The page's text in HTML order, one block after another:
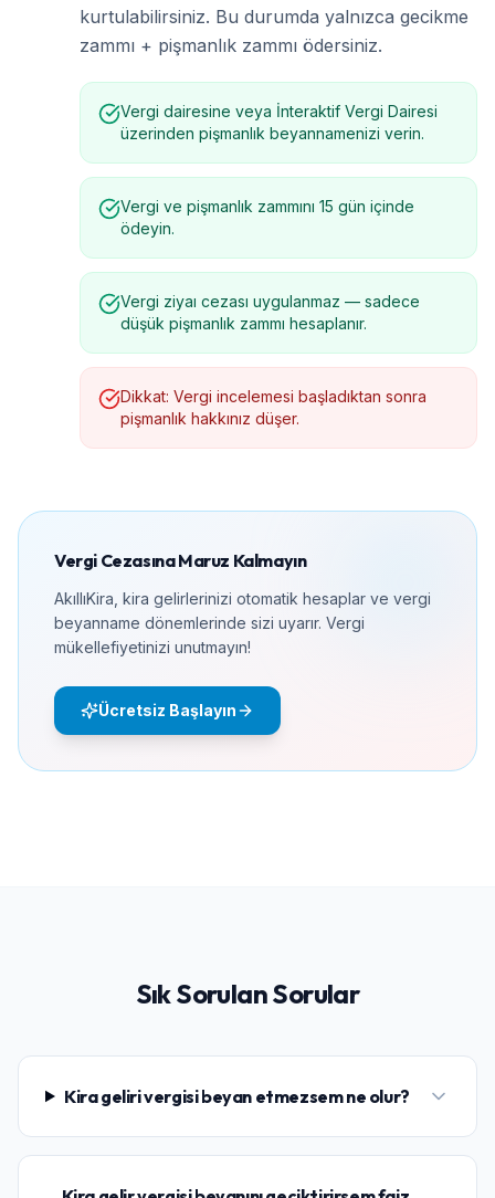
kurtulabilirsiniz. Bu durumda yalnızca gecikme
zammı + pişmanlık zammı ödersiniz.
Vergi dairesine veya İnteraktif Vergi Dairesi
üzerinden pişmanlık beyannamenizi verin.
Vergi ve pişmanlık zammını 15 gün içinde
ödeyin.
Vergi ziyaı cezası uygulanmaz — sadece
düşük pişmanlık zammı hesaplanır.
Dikkat: Vergi incelemesi başladıktan sonra
pişmanlık hakkınız düşer.
Vergi Cezasına Maruz Kalmayın
AkıllıKira, kira gelirlerinizi otomatik hesaplar ve vergi
beyanname dönemlerinde sizi uyarır. Vergi
mükellefiyetinizi unutmayın!
Ücretsiz Başlayın
Sık Sorulan Sorular
Kira geliri vergisi beyan etmezsem ne olur?